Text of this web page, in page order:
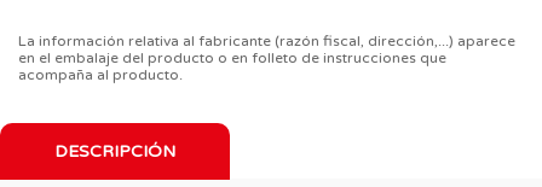
La información relativa al fabricante (razón fiscal, dirección,...) aparece
en el embalaje del producto o en folleto de instrucciones que
acompaña al producto.
DESCRIPCIÓN